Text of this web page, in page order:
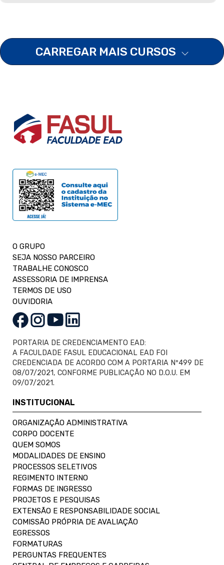
CARREGAR MAIS CURSOS
O GRUPO
SEJA NOSSO PARCEIRO
TRABALHE CONOSCO
ASSESSORIA DE IMPRENSA
TERMOS DE USO
OUVIDORIA
PORTARIA DE CREDENCIAMENTO EAD:
A FACULDADE FASUL EDUCACIONAL EAD FOI
CREDENCIADA DE ACORDO COM A PORTARIA Nº499 DE
08/07/2021, CONFORME PUBLICAÇÃO NO D.O.U. EM
09/07/2021.
INSTITUCIONAL
ORGANIZAÇÃO ADMINISTRATIVA
CORPO DOCENTE
QUEM SOMOS
MODALIDADES DE ENSINO
PROCESSOS SELETIVOS
REGIMENTO INTERNO
FORMAS DE INGRESSO
PROJETOS E PESQUISAS
EXTENSÃO E RESPONSABILIDADE SOCIAL
COMISSÃO PRÓPRIA DE AVALIAÇÃO
EGRESSOS
FORMATURAS
PERGUNTAS FREQUENTES